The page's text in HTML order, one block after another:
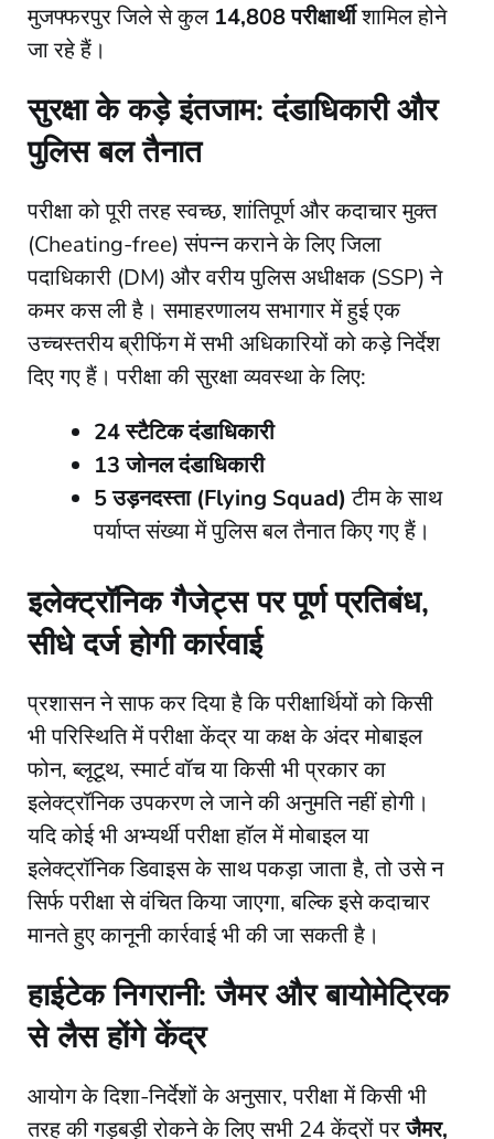
मुजफ्फरपुर जिले से कुल 14,808 परीक्षार्थीशामिल होने
जा रहे हैं।
सुरक्षा के कड़े इंतजाम: दंडाधिकारी और
पुलिस बल तैनात
​परीक्षा को पूरी तरह स्वच्छ, शांतिपूर्ण और कदाचार मुक्त
(Cheating-free) संपन्न कराने के लिए जिला
पदाधिकारी (DM) और वरीय पुलिस अधीक्षक (SSP) ने
कमर कस ली है। समाहरणालय सभागार में हुई एक
उच्चस्तरीय ब्रीफिंग में सभी अधिकारियों को कड़े निर्देश
दिए गए हैं। परीक्षा की सुरक्षा व्यवस्था के लिए:
24 स्टैटिक दंडाधिकारी
13 जोनल दंडाधिकारी
5 उड़नदस्ता (Flying Squad)टीम के साथ
पर्याप्त संख्या में पुलिस बल तैनात किए गए हैं।
इलेक्ट्रॉनिक गैजेट्स पर पूर्ण प्रतिबंध,
सीधे दर्ज होगी कार्रवाई
​प्रशासन ने साफ कर दिया है कि परीक्षार्थियों को किसी
भी परिस्थिति में परीक्षा केंद्र या कक्ष के अंदर मोबाइल
फोन, ब्लूटूथ, स्मार्ट वॉच या किसी भी प्रकार का
इलेक्ट्रॉनिक उपकरण ले जाने की अनुमति नहीं होगी।
यदि कोई भी अभ्यर्थी परीक्षा हॉल में मोबाइल या
इलेक्ट्रॉनिक डिवाइस के साथ पकड़ा जाता है, तो उसे न
सिर्फ परीक्षा से वंचित किया जाएगा, बल्कि इसे कदाचार
मानते हुए कानूनी कार्रवाई भी की जा सकती है।
हाईटेक निगरानी: जैमर और बायोमेट्रिक
से लैस होंगे केंद्र
​आयोग के दिशा-निर्देशों के अनुसार, परीक्षा में किसी भी
तरह की गड़बड़ी रोकने के लिए सभी 24 केंद्रों परजैमर,